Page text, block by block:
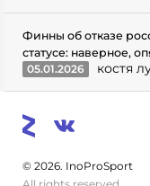
Финны об отказе
статусе: наверное,
05.01.2026
костя
© 2026. InoProSport